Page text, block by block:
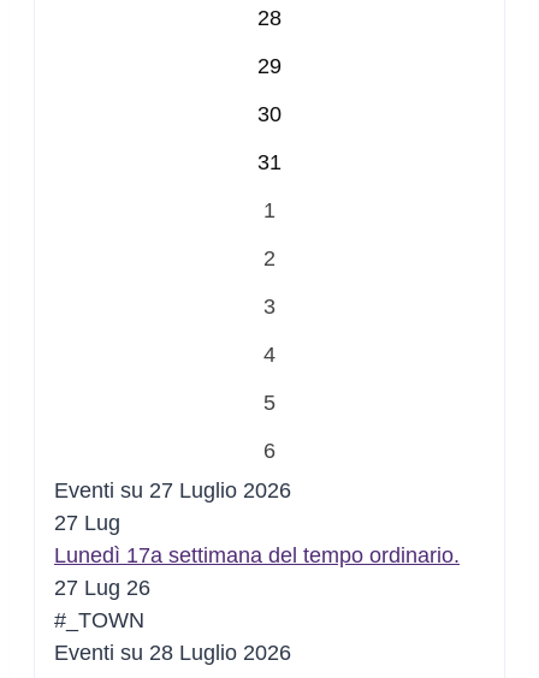
28
29
30
31
1
2
3
4
5
6
Eventi su 27 Luglio 2026
27 Lug
Lunedì 17a settimana del tempo ordinario.
27 Lug 26
#_TOWN
Eventi su 28 Luglio 2026